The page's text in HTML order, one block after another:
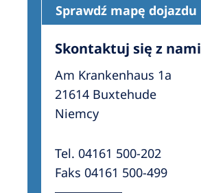
Sprawdź mapę dojazdu
Skontaktuj się z nami
Am Krankenhaus 1a
21614 Buxtehude
Niemcy
Tel. 04161 500-202
Faks 04161 500-499